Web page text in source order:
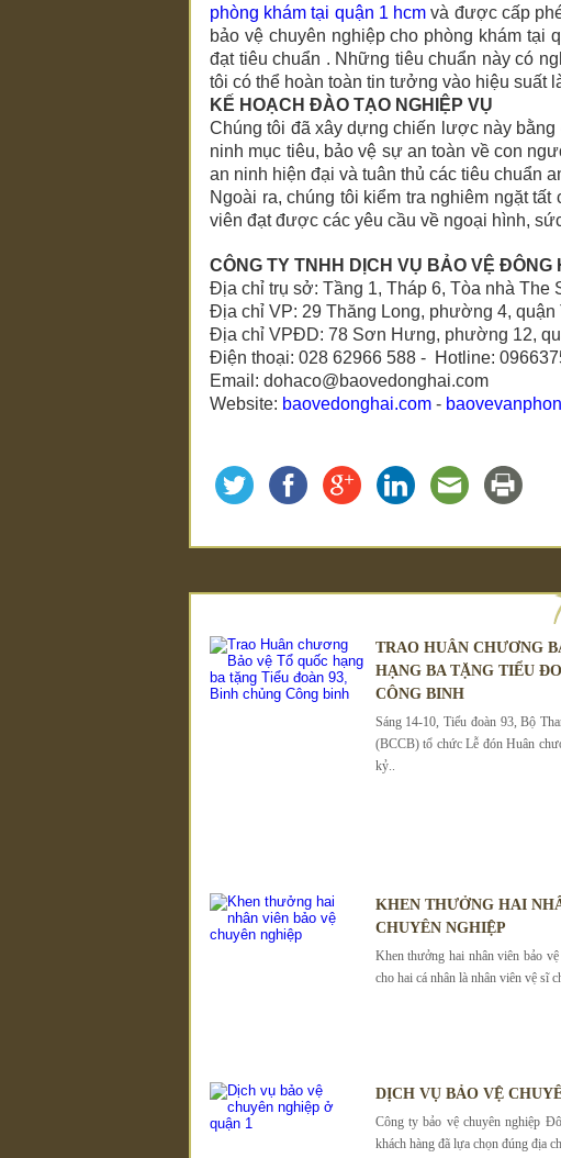
phòng khám tại quận 1 hcm và được cấp
bảo vệ chuyên nghiệpcho phòng khám tại
đạt tiêu chuẩn . Những tiêu chuẩn này có
tôi có thể hoàn toàn tin tưởng vào hiệu suất
KẾ HOẠCH ĐÀO TẠO NGHIỆP VỤ
Chúng tôi đã xây dựng chiến lược này bằng
ninh mục tiêu, bảo vệ sự an toàn về con
an ninh hiện đại và tuân thủ các tiêu chuẩn
Ngoài ra, chúng tôi kiểm tra nghiêm ngặt
viên đạt được các yêu cầu về ngoại hình,
CÔNG TY TNHH DỊCH VỤ BẢO VỆ ĐÔNG
Địa chỉ trụ sở: Tầng 1, Tháp 6, Tòa nhà The
Địa chỉ VP: 29 Thăng Long, phường 4,
Địa chỉ VPĐD: 78 Sơn Hưng, phường 12,
Điện thoại: 028 62966 588 - Hotline:
Email: dohaco@baovedonghai.com
Website: baovedonghai.com -
TRAO HUÂN CHƯƠNG
HẠNG BA TẶNG TIỂU
CÔNG BINH
Sáng 14-10, Tiểu đoàn 93, Bộ
(BCCB) tổ chức Lễ đón Huân
kỷ..
KHEN THƯỞNG HAI
CHUYÊN NGHIỆP
Khen thưởng hai nhân viên bảo
cho hai cá nhân là nhân viên vệ sĩ
DỊCH VỤ BẢO VỆ
Công ty bảo vệ chuyên nghiệp
khách hàng đã lựa chọn đúng địa